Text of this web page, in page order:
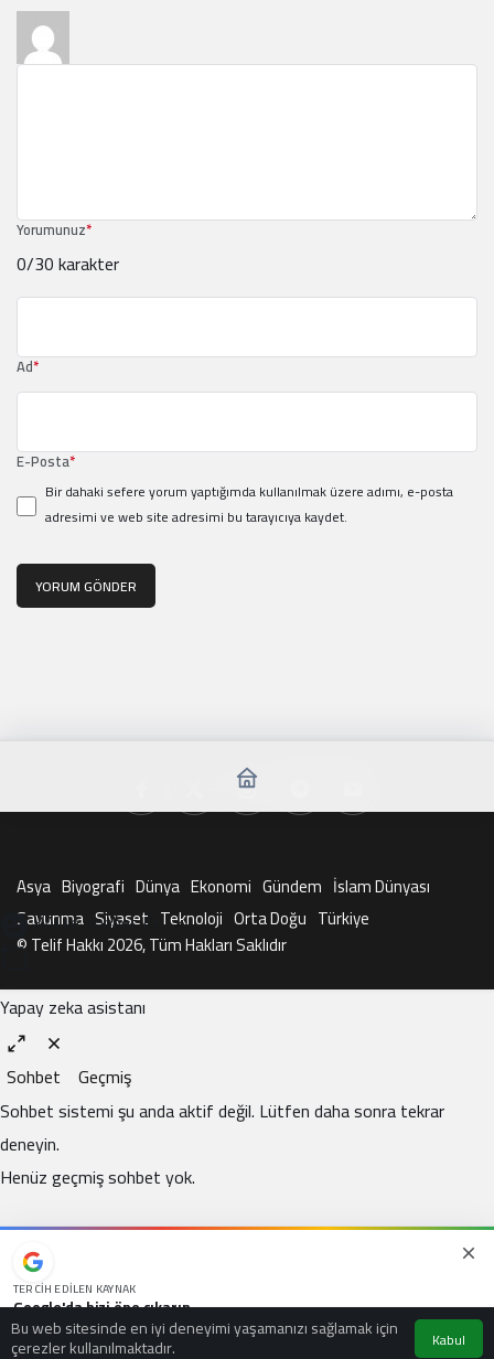
Yorumunuz*
0/30 karakter
Ad*
E-Posta*
Bir dahaki sefere yorum yaptığımda kullanılmak üzere adımı, e-posta
adresimi ve web site adresimi bu tarayıcıya kaydet.
YORUM GÖNDER
Bu web sitesinde en iyi deneyimi yaşamanızı sağlamak için
çerezler kullanılmaktadır. Kabul
Asya Biyografi Dünya Ekonomi Gündem İslam Dünyası
Savunma Siyaset Teknoloji Orta Doğu Türkiye
© Telif Hakkı 2026, Tüm Hakları Saklıdır
KAI ile Sohbet Et
Yapay zeka asistanı
Sohbet Geçmiş
Sohbet sistemi şu anda aktif değil. Lütfen daha sonra tekrar
deneyin.
Henüz geçmiş sohbet yok.
TERCIH EDILEN KAYNAK
Google'da bizi öne çıkarın
Kaynağı Ekle